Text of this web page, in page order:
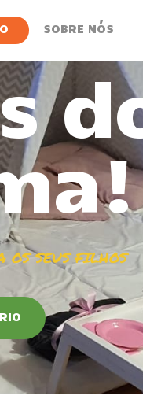
SOBRE NÓS